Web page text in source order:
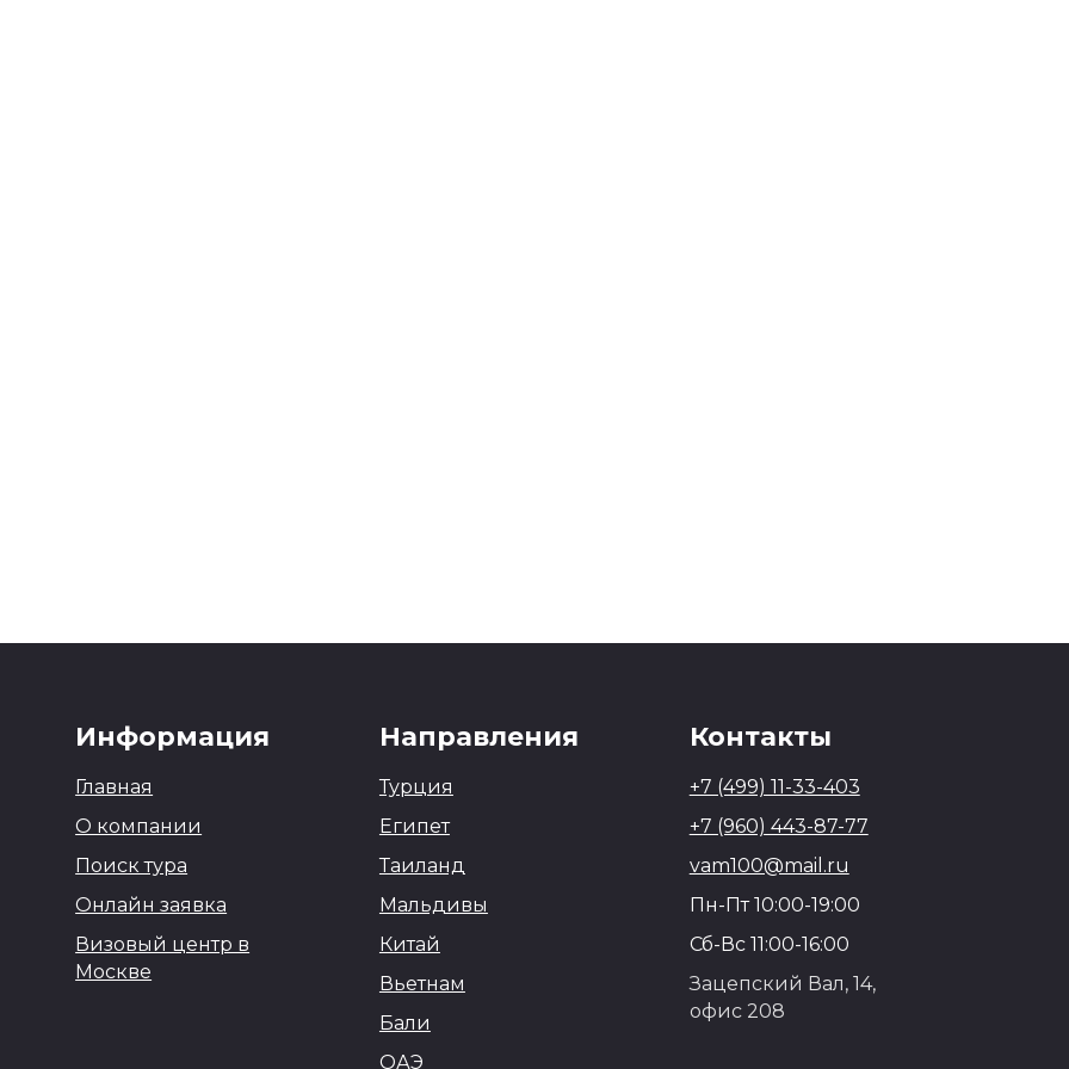
Информация
Главная
О компании
Поиск тура
Онлайн заявка
Визовый центр в
Москве
Направления
Турция
Египет
Таиланд
Мальдивы
Китай
Вьетнам
Бали
ОАЭ
Контакты
+7 (499) 11-33-403
+7 (960) 443-87-77
vam100@mail.ru
Пн-Пт 10:00-19:00
Сб-Вс 11:00-16:00
Зацепский Вал, 14,
офис 208
согласно политике конфиденциальности